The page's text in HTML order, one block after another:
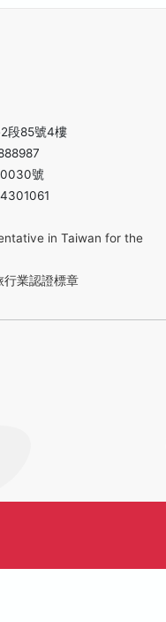
段85號4樓
號
in Taiwan for the
行業認證標章